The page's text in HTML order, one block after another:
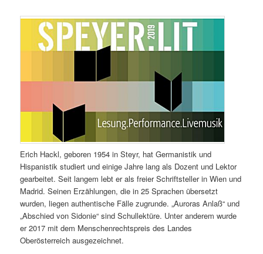
Erich Hackl, geboren 1954 in Steyr, hat Germanistik und
Hispanistik studiert und einige Jahre lang als Dozent und Lektor
gearbeitet. Seit langem lebt er als freier Schriftsteller in Wien und
Madrid. Seinen Erzählungen, die in 25 Sprachen übersetzt
wurden, liegen authentische Fälle zugrunde. „Auroras Anlaß“ und
„Abschied von Sidonie“ sind Schullektüre. Unter anderem wurde
er 2017 mit dem Menschenrechtspreis des Landes
Oberösterreich ausgezeichnet.